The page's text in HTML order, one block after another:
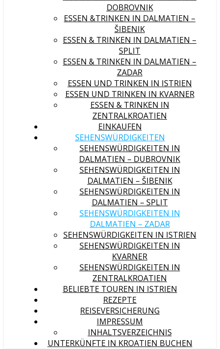
DOBROVNIK
ESSEN &TRINKEN IN DALMATIEN –
ŠIBENIK
ESSEN & TRINKEN IN DALMATIEN –
SPLIT
ESSEN & TRINKEN IN DALMATIEN –
ZADAR
ESSEN UND TRINKEN IN ISTRIEN
ESSEN UND TRINKEN IN KVARNER
ESSEN & TRINKEN IN
ZENTRALKROATIEN
EINKAUFEN
SEHENSWÜRDIGKEITEN
SEHENSWÜRDIGKEITEN IN
DALMATIEN – DUBROVNIK
SEHENSWÜRDIGKEITEN IN
DALMATIEN – ŠIBENIK
SEHENSWÜRDIGKEITEN IN
DALMATIEN – SPLIT
SEHENSWÜRDIGKEITEN IN
DALMATIEN – ZADAR
SEHENSWÜRDIGKEITEN IN ISTRIEN
SEHENSWÜRDIGKEITEN IN
KVARNER
SEHENSWÜRDIGKEITEN IN
ZENTRALKROATIEN
BELIEBTE TOUREN IN ISTRIEN
REZEPTE
REISEVERSICHERUNG
IMPRESSUM
INHALTSVERZEICHNIS
UNTERKÜNFTE IN KROATIEN BUCHEN